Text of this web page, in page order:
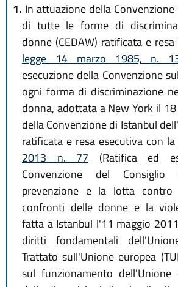
1. In attuazione della
di tutte le forme di
donne (CEDAW) ratificata e
legge 14 marzo 1985, n.
esecuzione della Convenzione
ogni forma di discriminazione
donna, adottata a New York il
della Convenzione di Istanbul
ratificata e resa esecutiva con la
2013 n. 77 (Ratifica ed
Convenzione del Consiglio
prevenzione e la lotta
confronti delle donne e la
fatta a Istanbul l'11 maggio
diritti fondamentali
Trattato sull'Unione europea
sul funzionamento dell'Unione